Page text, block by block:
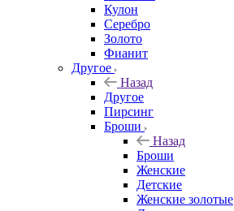
Кулон
Серебро
Золото
Фианит
Другое
Назад
Другое
Пирсинг
Броши
Назад
Броши
Женские
Детские
Женские золотые